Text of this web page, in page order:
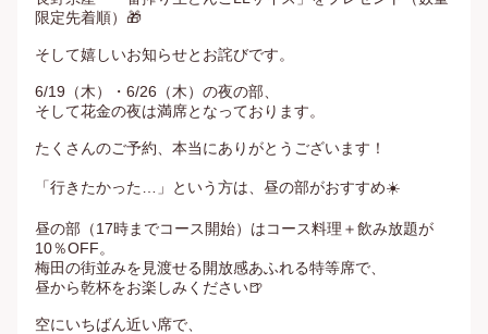
限定先着順）🎁
そして嬉しいお知らせとお詫びです。
6/19（木）・6/26（木）の夜の部、
そして花金の夜は満席となっております。
たくさんのご予約、本当にありがとうございます！
「行きたかった…」という方は、昼の部がおすすめ☀️
昼の部（17時までコース開始）はコース料理＋飲み放題が
10％OFF。
梅田の街並みを見渡せる開放感あふれる特等席で、
昼から乾杯をお楽しみください🍺
空にいちばん近い席で、